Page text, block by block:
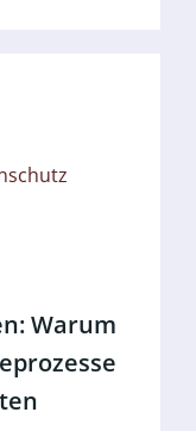
Warum